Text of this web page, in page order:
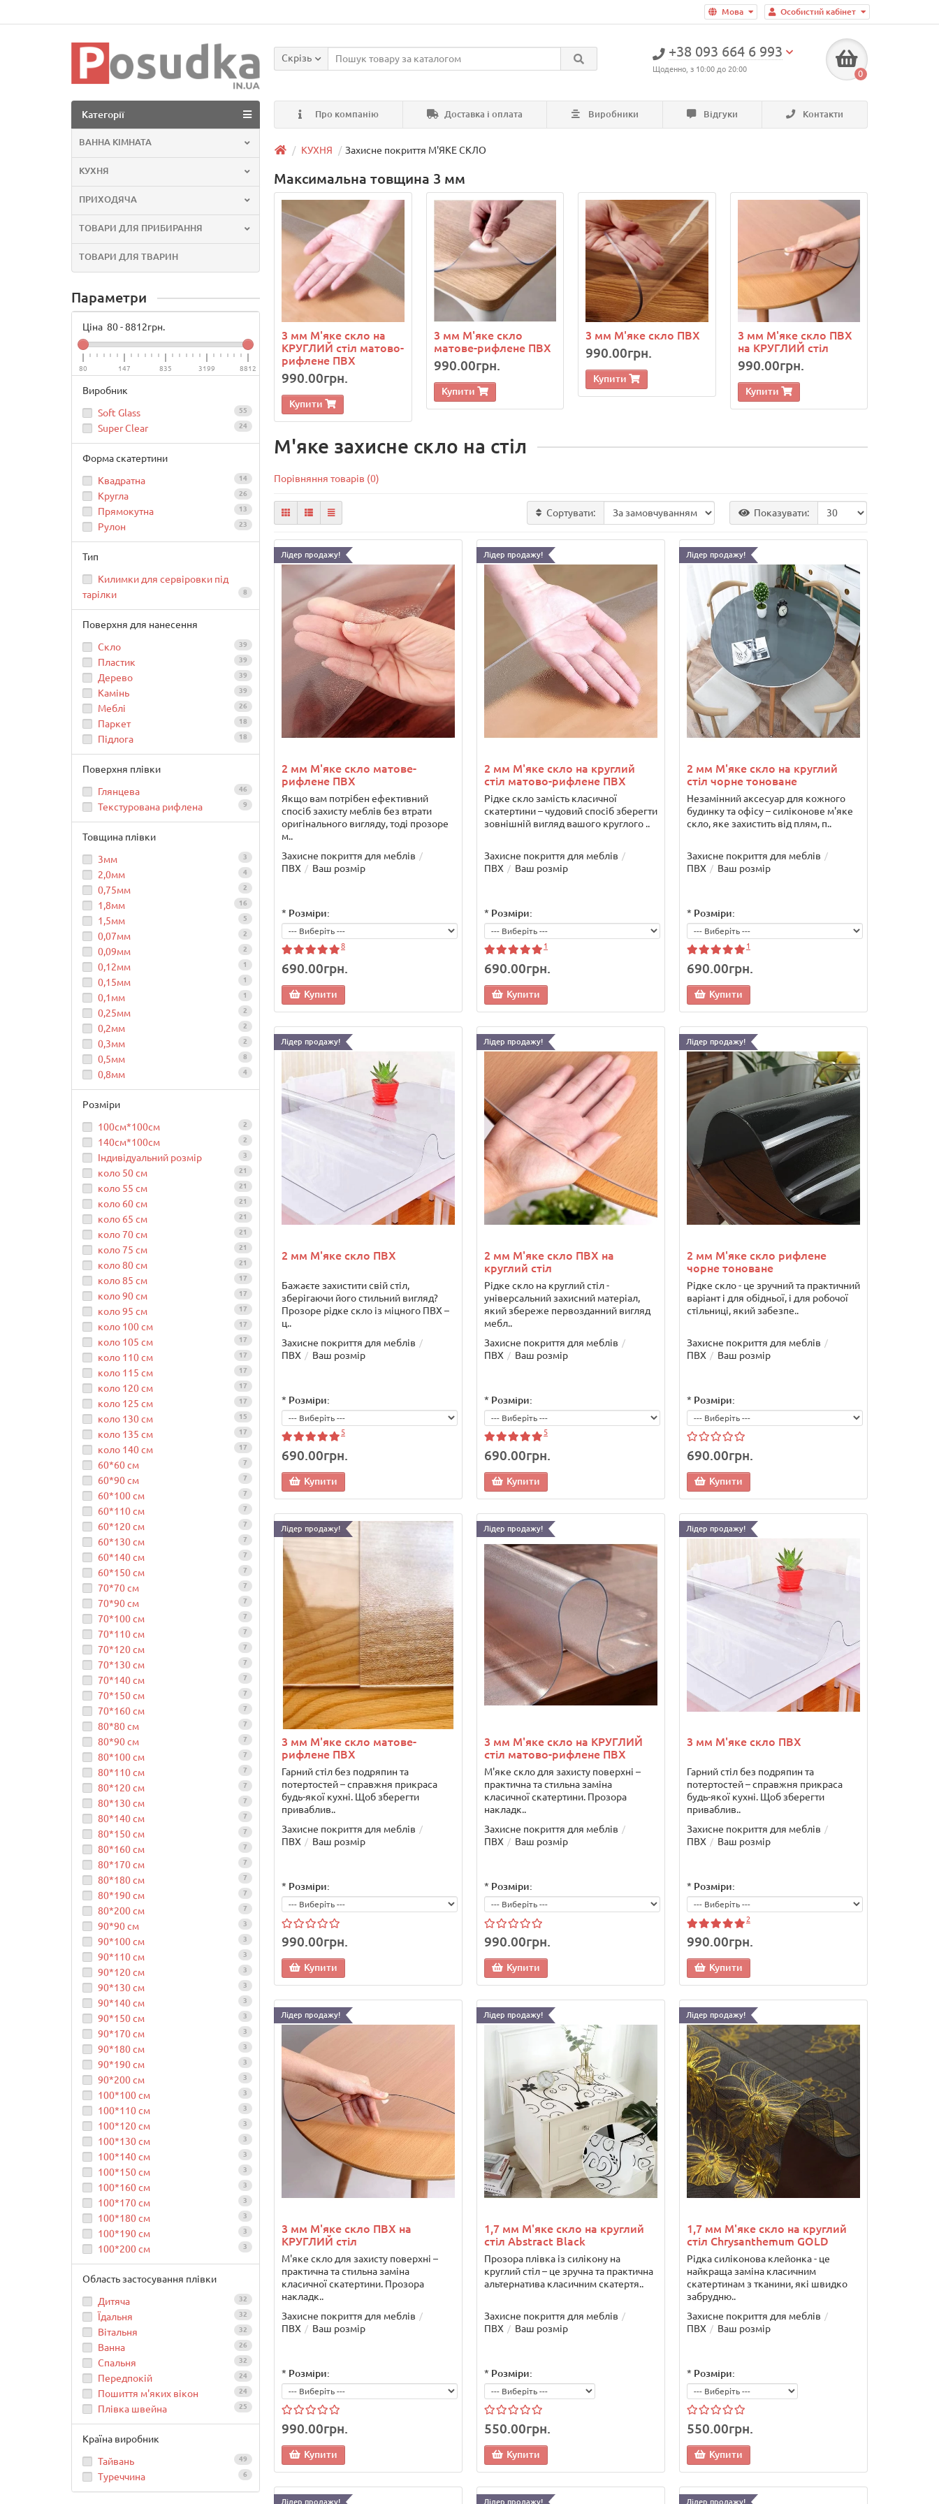
Особистий кабінет
Мова
+38 093 664 6 993
Щоденно, з 10:00 до 20:00 0
Скрізь
Про компанію Доставка і оплата Виробники Відгуки Контакти
Категорії
ВАННА КІМНАТА
КУХНЯ
ПРИХОДЯЧА
ТОВАРИ ДЛЯ ПРИБИРАННЯ
ТОВАРИ ДЛЯ ТВАРИН
КУХНЯ Захисне покриття М'ЯКЕ СКЛО
Параметри
Ціна 80-8812грн.
80 147 835 3199 8812
Виробник
Soft Glass
55
Super Clear 24
Форма скатертини
Квадратна
14
Кругла 26
Прямокутна 13
Рулон 23
Тип
Килимки для сервіровки під
тарілки
8
Поверхня для нанесення
Скло
39
Пластик 39
Дерево 39
Камінь 39
Меблі 26
Паркет 18
Підлога 18
Поверхня плівки
Глянцева
46
Текстурована рифлена 9
Товщина плівки
3мм
3
2,0мм 4
0,75мм 2
1,8мм 16
1,5мм 5
0,07мм 2
0,09мм 2
0,12мм 1
0,15мм 1
0,1мм 1
0,25мм 2
0,2мм 2
0,3мм 2
0,5мм 8
0,8мм 4
Розміри
100см*100см
2
140см*100см 2
Індивідуальний розмір 3
коло 50 см 21
коло 55 см 21
коло 60 см 21
коло 65 см 21
коло 70 см 21
коло 75 см 21
коло 80 см 21
коло 85 см 17
коло 90 см 17
коло 95 см 17
коло 100 см 17
коло 105 см 17
коло 110 см 17
коло 115 см 17
коло 120 см 17
коло 125 см 17
коло 130 см 15
коло 135 см 17
коло 140 см 17
60*60 см 7
60*90 см 7
60*100 см 7
60*110 см 7
60*120 см 7
60*130 см 7
60*140 см 7
60*150 см 7
70*70 см 7
70*90 см 7
70*100 см 7
70*110 см 7
70*120 см 7
70*130 см 7
70*140 см 7
70*150 см 7
70*160 см 7
80*80 см 7
80*90 см 7
80*100 см 7
80*110 см 7
80*120 см 7
80*130 см 7
80*140 см 7
80*150 см 7
80*160 см 7
80*170 см 7
80*180 см 7
80*190 см 7
80*200 см 7
90*90 см 3
90*100 см 3
90*110 см 3
90*120 см 3
90*130 см 3
90*140 см 3
90*150 см 3
90*170 см 3
90*180 см 3
90*190 см 3
90*200 см 3
100*100 см 3
100*110 см 3
100*120 см 3
100*130 см 3
100*140 см 3
100*150 см 3
100*160 см 3
100*170 см 3
100*180 см 3
100*190 см 3
100*200 см 3
Область застосування плівки
Дитяча
32
Їдальня 32
Вітальня 32
Ванна 26
Спальня 32
Передпокій 24
Пошиття м'яких вікон 24
Плівка швейна 25
Країна виробник
Тайвань
49
Туреччина 6
Максимальна товщина 3 мм
3 мм М'яке скло на
КРУГЛИЙ стіл матово-
рифлене ПВХ
990.00грн.
Купити
3 мм М'яке скло
матове-рифлене ПВХ
990.00грн.
Купити
3 мм М'яке скло ПВХ
990.00грн.
Купити
3 мм М'яке скло ПВХ
на КРУГЛИЙ стіл
990.00грн.
Купити
М'яке захисне скло на стіл
Порівняння товарів (0)
Сортувати: Показувати:
Лідер продажу!
2 мм М'яке скло матове-
рифлене ПВХ
Якщо вам потрібен ефективний
спосіб захисту меблів без втрати
оригінального вигляду, тоді прозоре
м..
Захисне покриття для меблів
ПВХ
Ваш розмір
* Розміри:
8
690.00грн.
Купити
Лідер продажу!
2 мм М'яке скло на круглий
стіл матово-рифлене ПВХ
Рідке скло замість класичної
скатертини – чудовий спосіб зберегти
зовнішній вигляд вашого круглого ..
Захисне покриття для меблів
ПВХ
Ваш розмір
* Розміри:
1
690.00грн.
Купити
Лідер продажу!
2 мм М'яке скло на круглий
стіл чорне тоноване
Незамінний аксесуар для кожного
будинку та офісу – силіконове м'яке
скло, яке захистить від плям, п..
Захисне покриття для меблів
ПВХ
Ваш розмір
* Розміри:
1
690.00грн.
Купити
Лідер продажу!
2 мм М'яке скло ПВХ
Бажаєте захистити свій стіл,
зберігаючи його стильний вигляд?
Прозоре рідке скло із міцного ПВХ –
ц..
Захисне покриття для меблів
ПВХ
Ваш розмір
* Розміри:
5
690.00грн.
Купити
Лідер продажу!
2 мм М'яке скло ПВХ на
круглий стіл
Рідке скло на круглий стіл -
універсальний захисний матеріал,
який збереже первозданний вигляд
мебл..
Захисне покриття для меблів
ПВХ
Ваш розмір
* Розміри:
5
690.00грн.
Купити
Лідер продажу!
2 мм М'яке скло рифлене
чорне тоноване
Рідке скло - це зручний та практичний
варіант і для обідньої, і для робочої
стільниці, який забезпе..
Захисне покриття для меблів
ПВХ
Ваш розмір
* Розміри:
690.00грн.
Купити
Лідер продажу!
3 мм М'яке скло матове-
рифлене ПВХ
Гарний стіл без подряпин та
потертостей – справжня прикраса
будь-якої кухні. Щоб зберегти
приваблив..
Захисне покриття для меблів
ПВХ
Ваш розмір
* Розміри:
990.00грн.
Купити
Лідер продажу!
3 мм М'яке скло на КРУГЛИЙ
стіл матово-рифлене ПВХ
М'яке скло для захисту поверхні –
практична та стильна заміна
класичної скатертини. Прозора
накладк..
Захисне покриття для меблів
ПВХ
Ваш розмір
* Розміри:
990.00грн.
Купити
Лідер продажу!
3 мм М'яке скло ПВХ
Гарний стіл без подряпин та
потертостей – справжня прикраса
будь-якої кухні. Щоб зберегти
приваблив..
Захисне покриття для меблів
ПВХ
Ваш розмір
* Розміри:
2
990.00грн.
Купити
Лідер продажу!
3 мм М'яке скло ПВХ на
КРУГЛИЙ стіл
М'яке скло для захисту поверхні –
практична та стильна заміна
класичної скатертини. Прозора
накладк..
Захисне покриття для меблів
ПВХ
Ваш розмір
* Розміри:
990.00грн.
Купити
Лідер продажу!
1,7 мм М'яке скло на круглий
стіл Abstract Black
Прозора плівка із силікону на
круглий стіл – це зручна та практична
альтернатива класичним скатертя..
Захисне покриття для меблів
ПВХ
Ваш розмір
* Розміри:
550.00грн.
Купити
Лідер продажу!
1,7 мм М'яке скло на круглий
стіл Chrysanthemum GOLD
Рідка силіконова клейонка - це
найкраща заміна класичним
скатертинам з тканини, які швидко
забрудню..
Захисне покриття для меблів
ПВХ
Ваш розмір
* Розміри:
550.00грн.
Купити
Лідер продажу! Лідер продажу! Лідер продажу!